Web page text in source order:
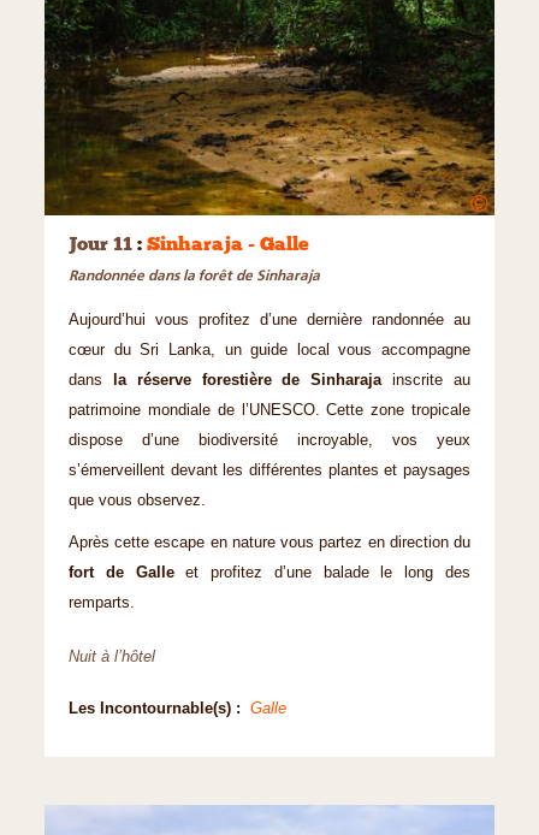
©
Jour 11 : Sinharaja - Galle
Randonnée dans la forêt de Sinharaja
Aujourd’hui vous profitez d’une dernière randonnée au
cœur du Sri Lanka, un guide local vous accompagne
dans
la réserve forestière de Sinharajainscrite au
patrimoine mondiale de l’UNESCO. Cette zone tropicale
dispose d’une biodiversité incroyable, vos yeux
s’émerveillent devant les différentes plantes et paysages
que vous observez.
Après cette escape en nature vous partez en direction du
fort de Galleet profitez d’une balade le long des
remparts.
Nuit à l’hôtel
Les Incontournable(s) : Galle